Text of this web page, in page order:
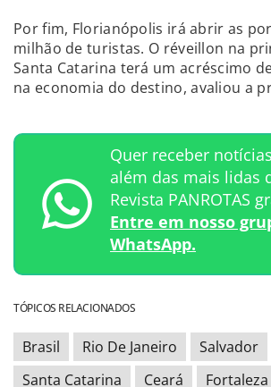
Por fim, Florianópolis irá abrir as
milhão de turistas. O réveillon na
Santa Catarina terá um acréscimo
na economia do destino, avaliou a
Quer receber
além das mais lidas
Revista PANROTAS
Entre em nosso
WhatsApp.
TÓPICOS RELACIONADOS
Brasil Rio De Janeiro Salvador
Santa Catarina
Ceará Fortaleza